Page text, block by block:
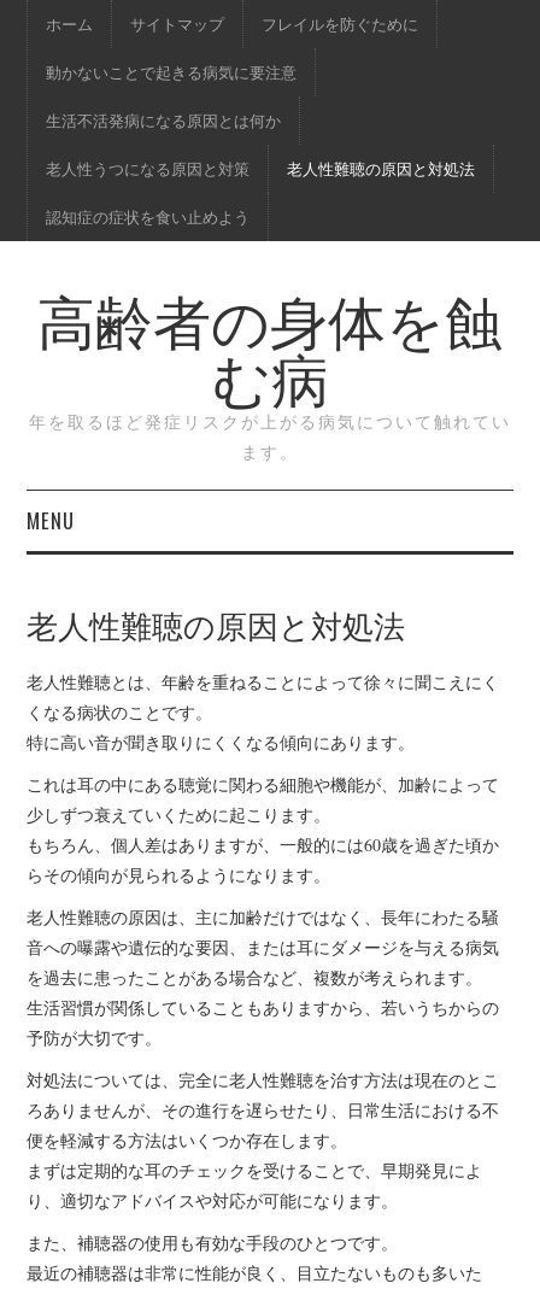
ホーム サイトマップ フレイルを防ぐために
動かないことで起きる病気に要注意
生活不活発病になる原因とは何か
老人性うつになる原因と対策 老人性難聴の原因と対処法
認知症の症状を食い止めよう
高齢者の身体を蝕
む病
年を取るほど発症リスクが上がる病気について触れてい
ます。
MENU
サイトマップ
フレイルを防ぐために
病気に要注意
生活不活発病になる原
因とは何か
老人性うつになる原因
と対策
老人性難聴の原因と対
処法
認知症の症状を食い止
老人性難聴の原因と対処法
老人性難聴とは、年齢を重ねることによって徐々に聞こえにく
くなる病状のことです。
特に高い音が聞き取りにくくなる傾向にあります。
これは耳の中にある聴覚に関わる細胞や機能が、加齢によって
少しずつ衰えていくために起こります。
もちろん、個人差はありますが、一般的には60歳を過ぎた頃か
らその傾向が見られるようになります。
老人性難聴の原因は、主に加齢だけではなく、長年にわたる騒
音への曝露や遺伝的な要因、または耳にダメージを与える病気
を過去に患ったことがある場合など、複数が考えられます。
生活習慣が関係していることもありますから、若いうちからの
予防が大切です。
対処法については、完全に老人性難聴を治す方法は現在のとこ
ろありませんが、その進行を遅らせたり、日常生活における不
便を軽減する方法はいくつか存在します。
まずは定期的な耳のチェックを受けることで、早期発見によ
り、適切なアドバイスや対応が可能になります。
また、補聴器の使用も有効な手段のひとつです。
最近の補聴器は非常に性能が良く、目立たないものも多いた